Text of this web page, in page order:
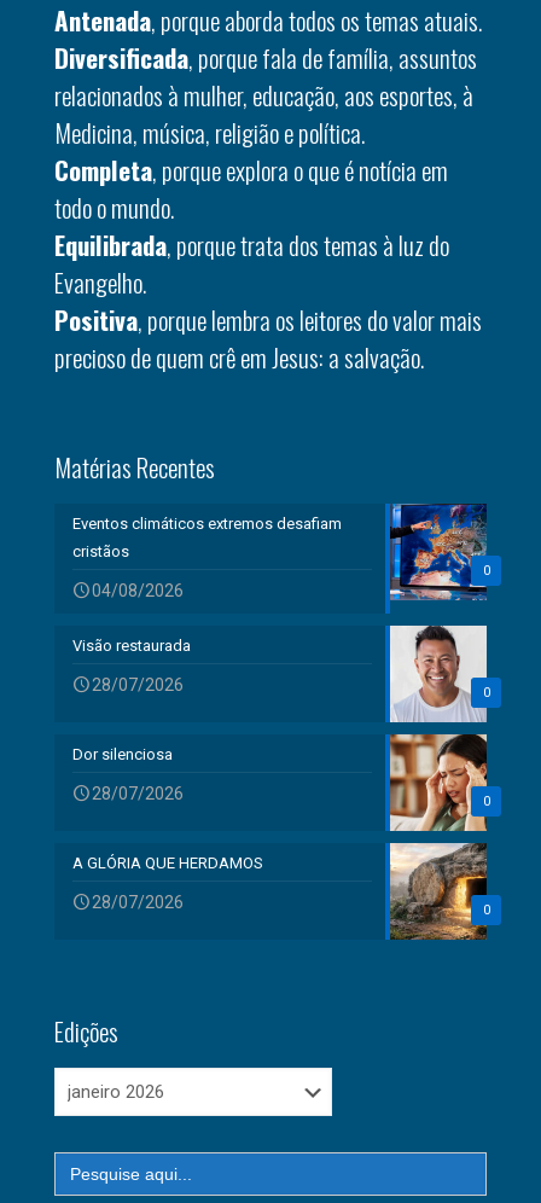
Antenada, porque aborda todos os temas atuais.
Diversificada, porque fala de família, assuntos
relacionados à mulher, educação, aos esportes, à
Medicina, música, religião e política.
Completa, porque explora o que é notícia em
todo o mundo.
Equilibrada, porque trata dos temas à luz do
Evangelho.
Positiva, porque lembra os leitores do valor mais
precioso de quem crê em Jesus: a salvação.
Matérias Recentes
0
Eventos climáticos extremos desafiam
cristãos
04/08/2026
0
Visão restaurada
28/07/2026
0
Dor silenciosa
28/07/2026
0
A GLÓRIA QUE HERDAMOS
28/07/2026
Edições
Edições
Search
for: